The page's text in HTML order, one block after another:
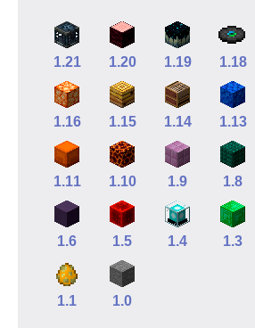
1.21 1.20 1.19 1.18
1.16 1.15 1.14 1.13
1.11 1.10 1.9 1.8
1.6 1.5 1.4 1.3
1.1 1.0